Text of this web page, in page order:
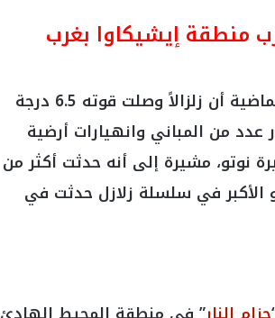
قوته 6.5 درجة ضرب منطقة إيشيكاوا بغرب
قالت الجمعة الماضية أن زلزالاً وصلت قوته 6.5 درجة
عدد من المباني وانهيارات أرضية
نوتو، مشيرة إلى أنه حدثت أكثر من
الأكبر في سلسلة زلازل حدثت في